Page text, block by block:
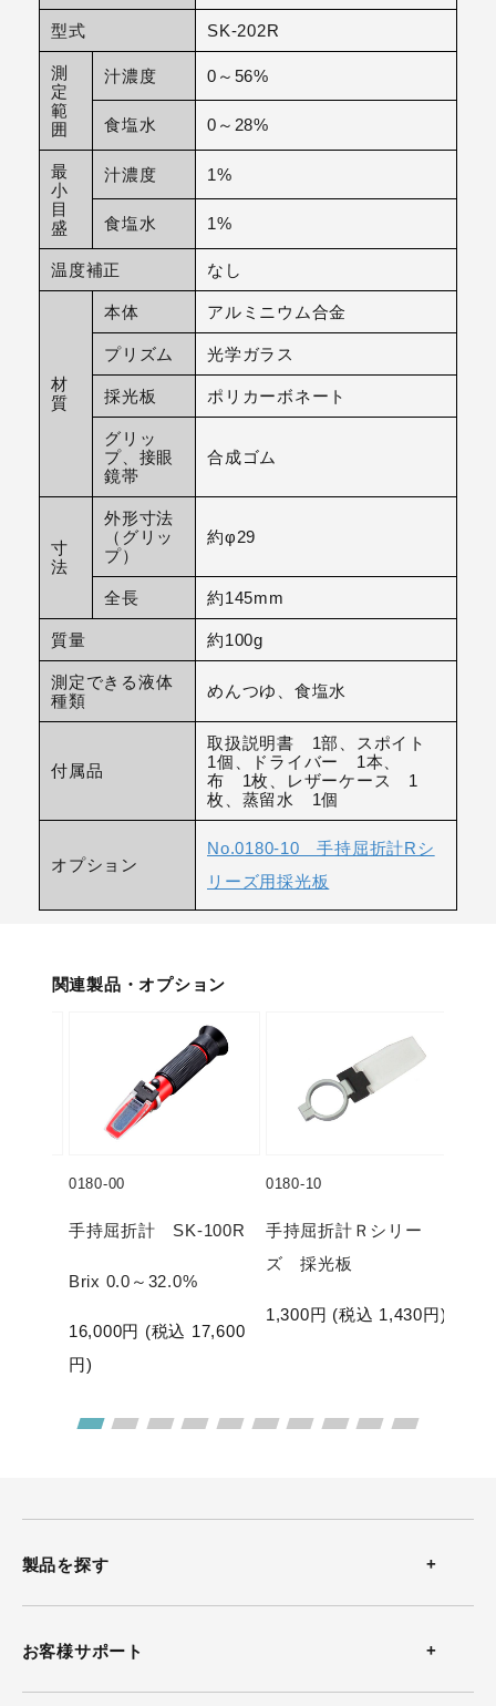
型式 SK-202R
測
定
範
囲
汁濃度 0～56%
食塩水 0～28%
最
小
目
盛
汁濃度 1%
食塩水 1%
温度補正 なし
材
質
本体 アルミニウム合金
プリズム 光学ガラス
採光板 ポリカーボネート
グリッ
プ、接眼
鏡帯
合成ゴム
寸
法
外形寸法
（グリッ
プ）
約φ29
全長 約145mm
質量 約100g
測定できる液体
種類
めんつゆ、食塩水
付属品
取扱説明書 1部、スポイト
1個、ドライバー 1本、
布 1枚、レザーケース 1
枚、蒸留水 1個
オプション
No.0180-10 手持屈折計Rシ
リーズ用採光板
関連製品・オプション
0180-00
手持屈折計 SK-100R
Brix 0.0～32.0%
16,000円 (税込 17,600
円)
0180-10
手持屈折計Ｒシリー
ズ 採光板
1,300円 (税込 1,430円)
お客様サポート
製品を探す